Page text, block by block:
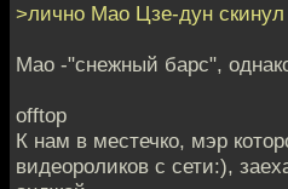
>лично Мао Цзе-дун
Мао -"снежный барс",
offtop
К нам в местечко, мэр
видеороликов с сети:),